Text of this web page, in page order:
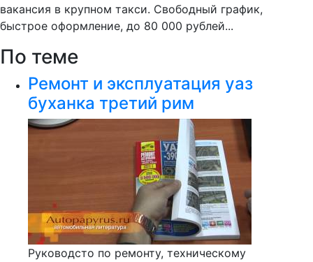
вакансия в крупном такси. Свободный график,
быстрое оформление, до 80 000 рублей...
По теме
Ремонт и эксплуатация уаз
буханка третий рим
Руководсто по ремонту, техническому